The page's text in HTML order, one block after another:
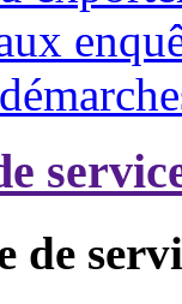
de